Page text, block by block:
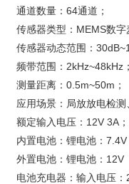
通道数量：64通道；
传感器类型：MEMS数字
传感器动态范围：
频带范围：2kHz~48kHz
测量距离：0.5m~50m；
应用场景：局放放电检
额定输入电压：12V 3A；
内置电池：锂电池：
外置电池：锂电池：
电池充电器：输入电压